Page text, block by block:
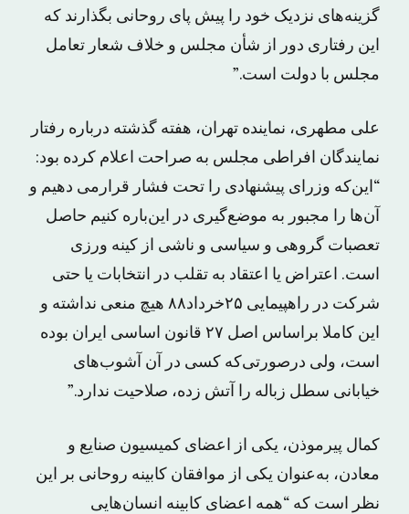
گزینه‌های نزدیک خود را پیش پای روحانی بگذارند که
این رفتاری دور از شأن مجلس و خلاف شعار تعامل
مجلس با دولت است.”
علی مطهری، نماینده تهران، هفته گذشته درباره رفتار
نمایندگان افراطی مجلس به صراحت اعلام کرده بود:
“این‌که وزرای پیشنهادی را تحت فشار قرارمی دهیم و
آن‌ها را مجبور به موضع‌گیری در این‌باره کنیم حاصل
تعصبات گروهی و سیاسی و ناشی از کینه ورزی
است. اعتراض یا اعتقاد به تقلب در انتخابات یا حتی
شرکت در راهپیمایی ۲۵خرداد۸۸ هیچ منعی نداشته و
این کاملا براساس اصل ۲۷ قانون اساسی ایران بوده
است، ولی درصورتی‌که کسی در آن آشوب‌های
خیابانی سطل زباله را آتش زده، صلاحیت ندارد.”
کمال پیرموذن، یکی از اعضای کمیسیون صنایع و
معادن، به‌عنوان یکی از موافقان کابینه روحانی بر این
نظر است که “همه اعضای کابینه انسان‌هایی